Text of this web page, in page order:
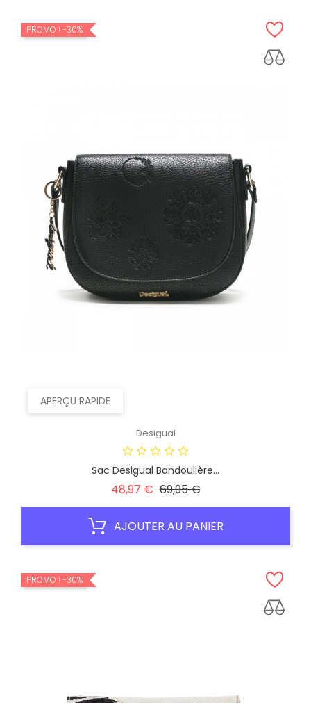
APERÇU RAPIDE
PROMO ! -30%
Desigual
Sac Desigual Bandoulière...
48,97 € Prix
69,95 €Prix
AJOUTER AU PANIER
PROMO ! -30%